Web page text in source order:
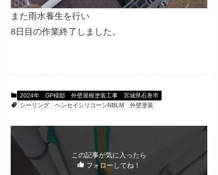
また雨水養生を行い
8日目の作業終了しました。
2024年 GP様邸 外壁屋根塗装工事 宮城県石巻市
シーリング
ヘンセイシリコーンNBLM 外壁塗装
この記事が気に入ったら
フォローしてね！